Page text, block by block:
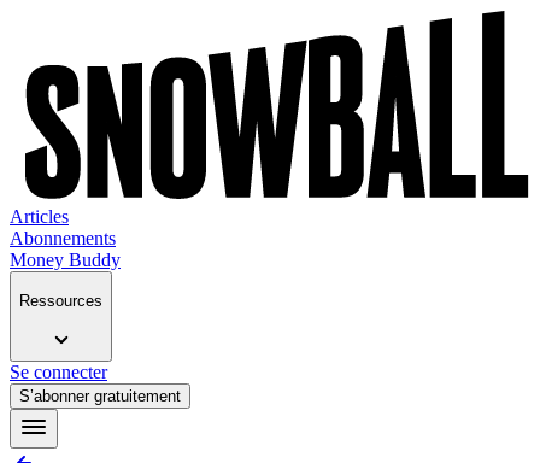
Articles
Abonnements
Money Buddy
Ressources
Se connecter
S’abonner gratuitement